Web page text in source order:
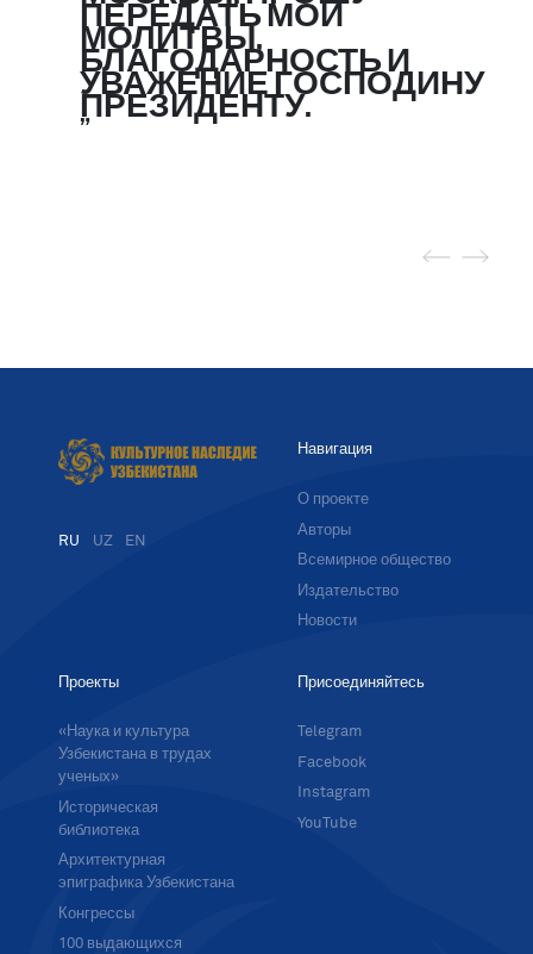
ПЕРЕДАТЬ МОИ
МОЛИТВЫ,
БЛАГОДАРНОСТЬ И
УВАЖЕНИЕ ГОСПОДИНУ
ПРЕЗИДЕНТУ.
RU UZ EN
Навигация
О проекте
Авторы
Всемирное общество
Издательство
Новости
Проекты
«Наука и культура
Узбекистана в трудах
ученых»
Историческая
библиотека
Архитектурная
эпиграфика Узбекистана
Конгрессы
100 выдающихся
Присоединяйтесь
Telegram
Facebook
Instagram
YouTube